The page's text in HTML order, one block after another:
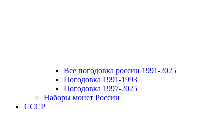
Все погодовка россии 1991-2025
Погодовка 1991-1993
Погодовка 1997-2025
Наборы монет России
СССР